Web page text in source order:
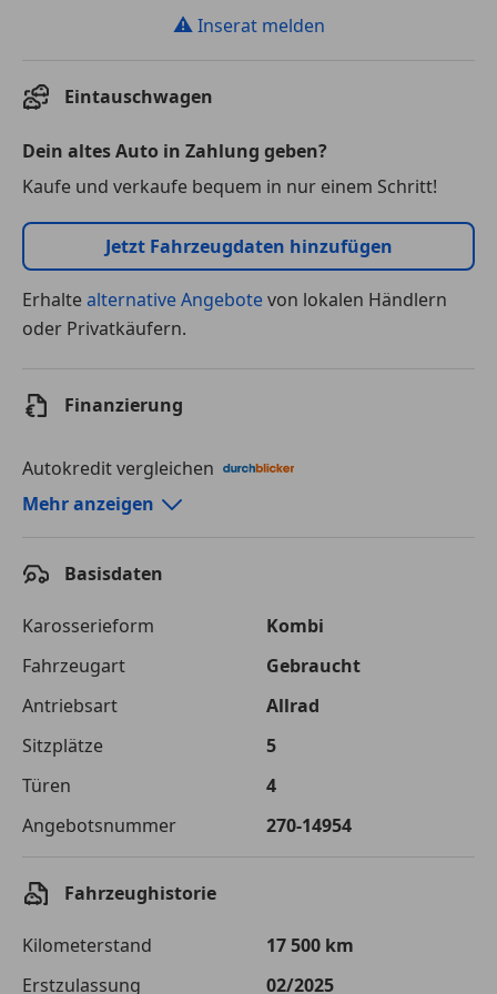
⚠ Inserat melden
Eintauschwagen
Dein altes Auto in Zahlung geben?
Kaufe und verkaufe bequem in nur einem Schritt!
Jetzt Fahrzeugdaten hinzufügen
Erhaltealternative Angebotevon lokalen Händlern
oder Privatkäufern.
Finanzierung
Autokredit vergleichen
Autokredit-Rechner von durchblicker.at
Laufzeit
120 Monate
Kreditbetrag
€ 61 900,-
Zu zahlender
Gesamtbetrag
€ 87 205,-
Einberechnete Gebühren
€ 0,-
Monatliche Rate € 726,71
Mehr anzeigen
Basisdaten
Karosserieform
Kombi
Fahrzeugart
Gebraucht
Antriebsart
Allrad
Sitzplätze
5
Türen
4
Angebotsnummer
270-14954
Fahrzeughistorie
Kilometerstand
17 500 km
Erstzulassung
02/2025